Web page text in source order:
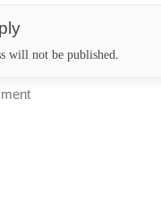
will not be published.